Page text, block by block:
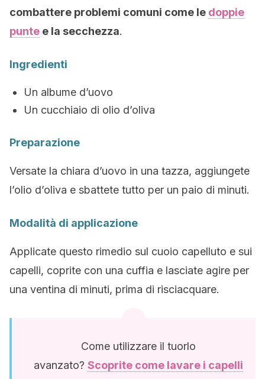
combattere problemi comuni come le doppie
punte e la secchezza.
Ingredienti
Un albume d’uovo
Un cucchiaio di olio d’oliva
Preparazione
Versate la chiara d’uovo in una tazza, aggiungete
l’olio d’oliva e sbattete tutto per un paio di minuti.
Modalità di applicazione
Applicate questo rimedio sul cuoio capelluto e sui
capelli, coprite con una cuffia e lasciate agire per
una ventina di minuti, prima di risciacquare.
Come utilizzare il tuorlo
avanzato? Scoprite come lavare i capelli